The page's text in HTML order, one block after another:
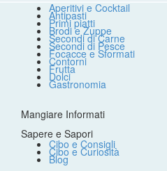
Aperitivi e Cocktail
Antipasti
Primi piatti
Brodi e Zuppe
Secondi di Carne
Secondi di Pesce
Focacce e Sformati
Contorni
Frutta
Dolci
Gastronomia
Mangiare Informati
Sapere e Sapori
Cibo e Consigli
Cibo e Curiosità
Blog